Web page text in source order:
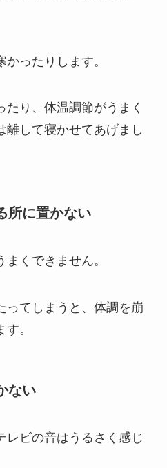
ったりします。
り、体温調節がうまく
離して寝かせてあげまし
所に置かない
くできません。
ってしまうと、体調を崩
。
ない
レビの音はうるさく感じ